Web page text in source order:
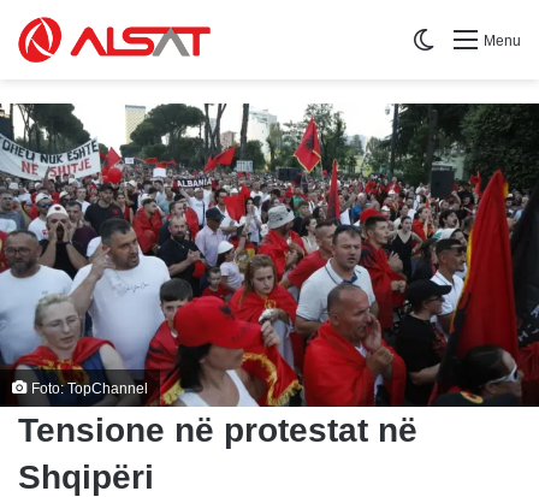
Menu
Switch skin
Foto: TopChannel
Tensione në protestat në
Shqipëri